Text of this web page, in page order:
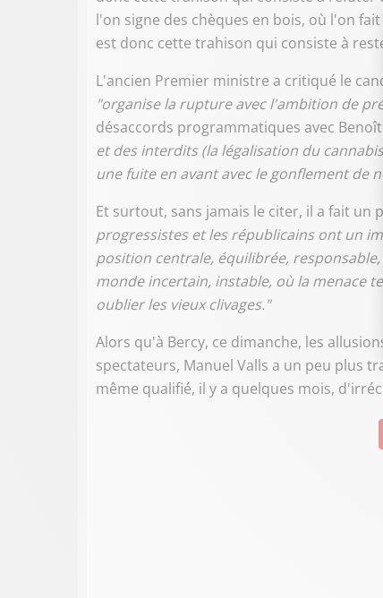
l'on signe des chèques en bois, où l'on
est donc cette trahison qui consiste à
L'ancien Premier ministre a critiqué le
"organise la rupture avec l'ambition de
désaccords programmatiques avec
et des interdits (la légalisation du
une fuite en avant avec le gonflement de
Et surtout, sans jamais le citer, il a fait un
progressistes et les républicains ont un
position centrale, équilibrée, responsable,
monde incertain, instable, où la menace
oublier les vieux clivages."
Alors qu'à Bercy, ce dimanche, les
spectateurs, Manuel Valls a un peu plus
même qualifié, il y a quelques mois,